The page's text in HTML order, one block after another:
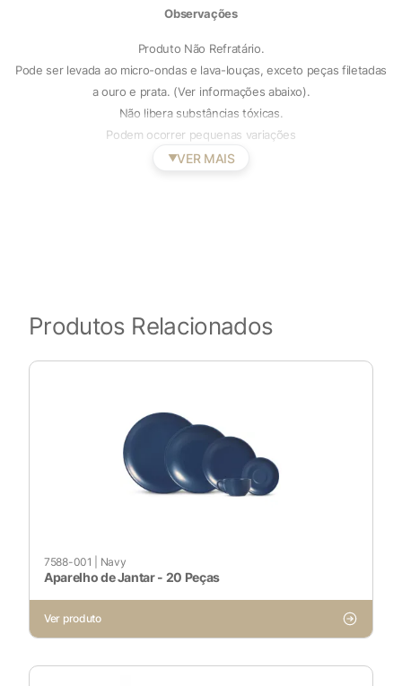
Observações
Produto Não Refratário.
Pode ser levada ao micro-ondas e lava-louças, exceto peças filetadas
a ouro e prata. (Ver informações abaixo).
Não libera substâncias tóxicas.
Podem ocorrer pequenas variações
▼VER MAIS
Produtos Relacionados
7588-001 Navy
Aparelho de Jantar - 20 Peças
Ver produto